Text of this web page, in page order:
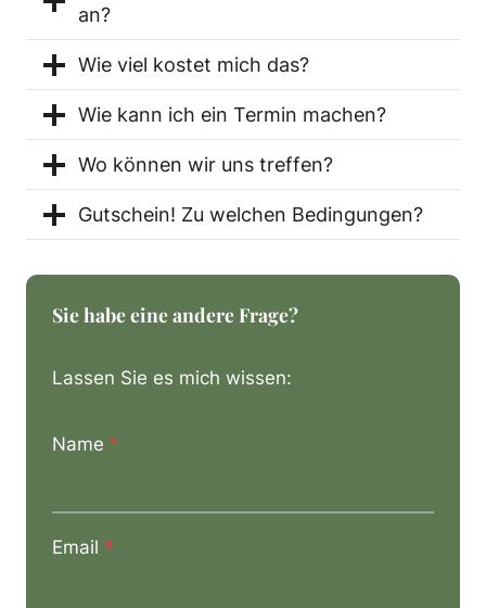
an?
Wie viel kostet mich das?
Wie kann ich ein Termin machen?
Wo können wir uns treffen?
Gutschein! Zu welchen Bedingungen?
Sie habe eine andere Frage?
Lassen Sie es mich wissen:
Name *
Email *